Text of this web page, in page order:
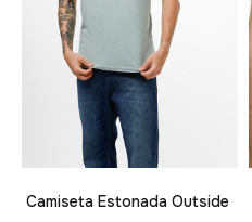
Camiseta Estonada Outside